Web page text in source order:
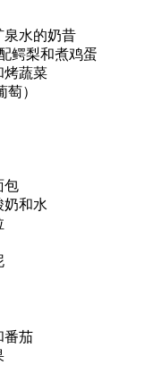
泉水的奶昔
鳄梨和煮鸡蛋
烤蔬菜
）
包
奶和水
番茄